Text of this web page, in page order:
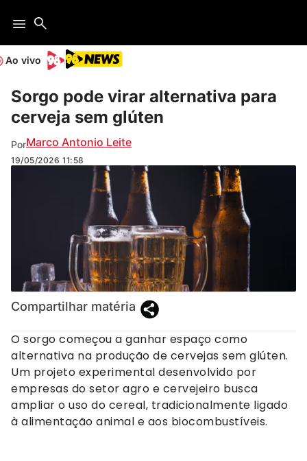
Ao vivo
Sorgo pode virar alternativa para
cerveja sem glúten
PorMarco Antonio Leite
19/05/2026 11:58
Compartilhar matéria
O sorgo começou a ganhar espaço como
alternativa na produção de cervejas sem glúten.
Um projeto experimental desenvolvido por
empresas do setor agro e cervejeiro busca
ampliar o uso do cereal, tradicionalmente ligado
à alimentação animal e aos biocombustíveis.